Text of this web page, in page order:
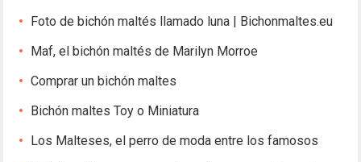
Foto de bichón maltés llamado luna | Bichonmaltes.eu
Maf, el bichón maltés de Marilyn Morroe
Comprar un bichón maltes
Bichón maltes Toy o Miniatura
Los Malteses, el perro de moda entre los famosos